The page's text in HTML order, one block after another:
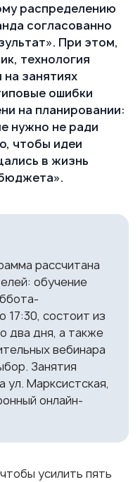
распределению
согласованно
При этом,
технология
занятиях
ошибки
на планировании:
нужно не ради
чтобы идеи
в жизнь
рассчитана
обучение
17:30, состоит из
два дня, а также
вебинара
Занятия
Марксистская,
онлайн-
усилить пять